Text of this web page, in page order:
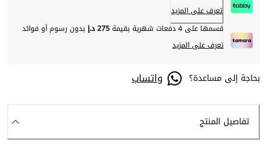
تعرف على المزيد
قسمها على 4 دفعات شهرية بقيمة
275 د.إ
بدون رسوم أو فوائد
تعرف على المزيد
بحاجة إلى مساعدة؟ واتساب
تفاصيل المنتج